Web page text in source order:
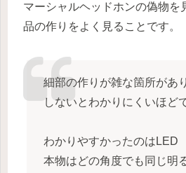
マーシャルヘッドホンの偽物を
品の作りをよく見ることです。
細部の作りが雑な箇所があ
しないとわかりにくいほど
わかりやすかったのはLED
本物はどの角度でも同じ明